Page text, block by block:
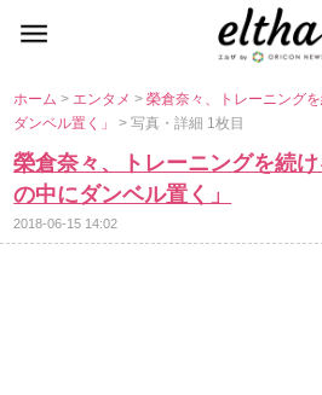
ホーム> エンタメ>榮倉奈々、トレーニング
ダンベル置く」> 写真・詳細 1枚目
榮倉奈々、トレーニングを続
の中にダンベル置く」
2018-06-15 14:02